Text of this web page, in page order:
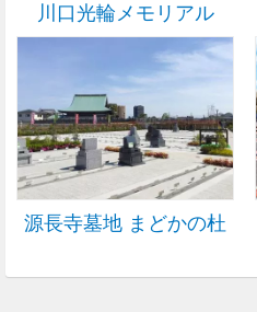
川口光輪メモリアル
源長寺墓地 まどかの杜